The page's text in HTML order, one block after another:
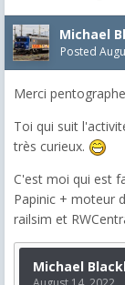
Michael
Posted
Merci
Toi qui suit
très curieux.
C'est moi qui est
Papinic + moteur
railsim et